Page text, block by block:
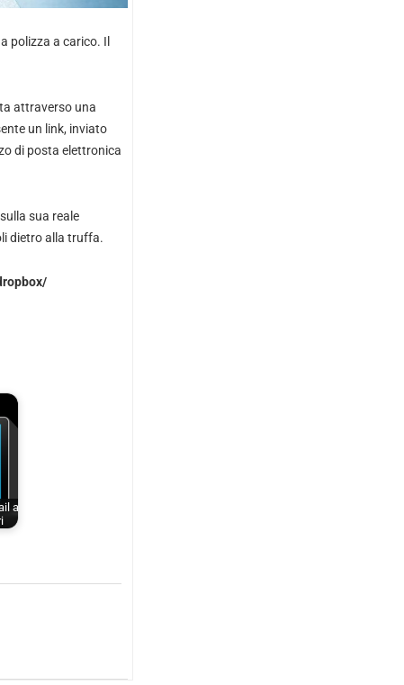
polizza a carico. Il
attraverso una
un link, inviato
di posta elettronica
sua reale
dietro alla truffa.
a